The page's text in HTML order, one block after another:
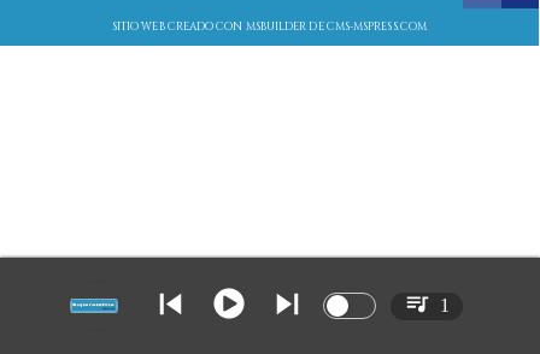
SITIO WEB CREADO CON MSBUILDER DE CMS-MSPRESS.COM
1